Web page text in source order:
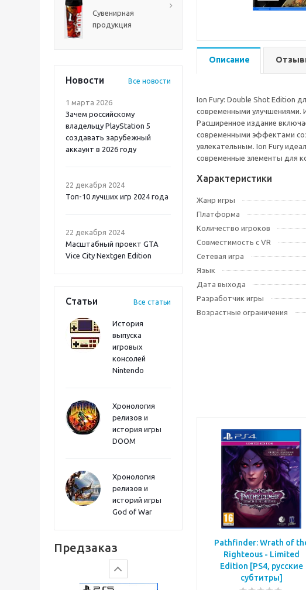
Сувенирная
продукция
Новости Все новости
1 марта 2026
Зачем российскому
владельцу PlayStation 5
создавать зарубежный
аккаунт в 2026 году
22 декабря 2024
Топ-10 лучших игр 2024 года
22 декабря 2024
Масштабный проект GTA
Vice City Nextgen Edition
Статьи Все статьи
История
выпуска
игровых
консолей
Nintendo
Хронология
релизов и
история игры
DOOM
Хронология
релизов и
историй игры
God of War
Предзаказ
Onimusha: Way of the
Sword PS5
Описание
Ion Fury: Double Shot Edition
современными улучшениями.
Расширенное издание
современными эффектами
увлекательным. Ion Fury
современные элементы для
Характеристики
Жанр игры
Платформа
Количество игроков
Совместимость с VR
Сетевая игра
Язык
Дата выхода
Разработчик игры
Возрастные ограничения
Pathfinder: Wrath of
Righteous - Limited
Edition [PS4, русские
субтитры]